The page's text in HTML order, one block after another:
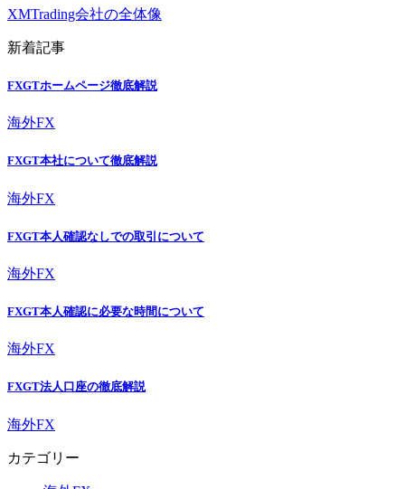
XMTrading会社の全体像
新着記事
FXGTホームページ徹底解説
海外FX
FXGT本社について徹底解説
海外FX
FXGT本人確認なしでの取引について
海外FX
FXGT本人確認に必要な時間について
海外FX
FXGT法人口座の徹底解説
海外FX
カテゴリー